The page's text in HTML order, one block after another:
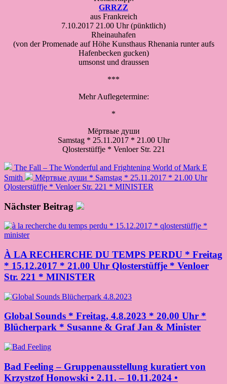
GRRZZ
aus Frankreich
7.10.2017 21.00 Uhr (pünktlich)
Rheinauhafen
(von der Promenade auf Höhe Kunsthaus Rhenania runter aufs
Hafenbecken gucken)
umsonst und draussen
***
Mehr Auflegetermine:
*
Мёртвые души
Samstag * 25.11.2017 * 21.00 Uhr
Qlosterstüffje * Venloer Str. 221
The Fall – The Wonderful and Frightening World of Mark E
Smith
Мёртвые души * Samstag * 25.11.2017 * 21.00 Uhr
Qlosterstüffje * Venloer Str. 221 * MINISTER
Nächster Beitrag
À LA RECHERCHE DU TEMPS PERDU * Freitag
* 15.12.2017 * 21.00 Uhr Qlosterstüffje * Venloer
Str. 221 * MINISTER
Global Sounds * Freitag, 4.8.2023 * 20.00 Uhr *
Blücherpark * Susanne & Graf Jan & Minister
Bad Feeling – Gruppenausstellung kuratiert von
Krzystzof Honowski • 2.11. – 10.11.2024 •